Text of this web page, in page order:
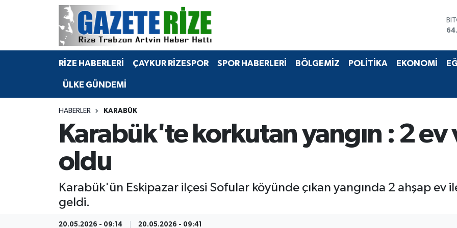
RİZE HABERLERİ ÇAYKUR RİZESPOR SPOR HABERLERİ BÖLGEMİZ POLİTİKA EKONOMİ
ÜLKE GÜNDEMİ
HABERLER KARABÜK
Karabük'te korkutan yangın : 2 ev
oldu
Karabük'ün Eskipazar ilçesi Sofular köyünde çıkan yangında 2 ahşap ev
geldi.
20.05.2026 - 09:14 20.05.2026 - 09:41
BÖLGEMİZ
Bilim Teknoloji
Advertising news
Canlı Maç
Merkez Nöbetçi Eczaneler
Merkez Hava Durumu
Merkez Trafik Yoğunluk Haritası
Tüm Manşetler
Son Dakika Haberleri
Haber Arşivi